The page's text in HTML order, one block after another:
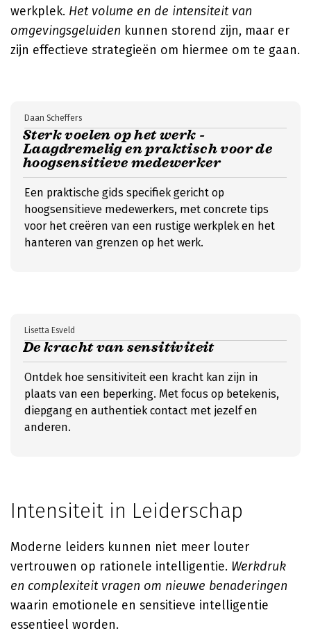
werkplek. Het volume en de intensiteit van
omgevingsgeluiden kunnen storend zijn, maar er
zijn effectieve strategieën om hiermee om te gaan.
Sterk voelen op het werk -
Laagdremelig en praktisch voor de
hoogsensitieve medewerker
Daan Scheffers
Een praktische gids specifiek gericht op
hoogsensitieve medewerkers, met concrete tips
voor het creëren van een rustige werkplek en het
hanteren van grenzen op het werk.
De kracht van sensitiviteit
Lisetta Esveld
Ontdek hoe sensitiviteit een kracht kan zijn in
plaats van een beperking. Met focus op betekenis,
diepgang en authentiek contact met jezelf en
anderen.
Intensiteit in Leiderschap
Moderne leiders kunnen niet meer louter
vertrouwen op rationele intelligentie. Werkdruk
en complexiteit vragen om nieuwe benaderingen
waarin emotionele en sensitieve intelligentie
essentieel worden.